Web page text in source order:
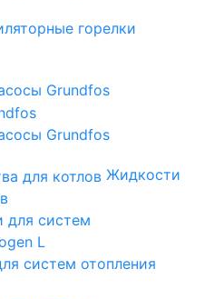
горелки
Grundfos
Grundfos
Жидкости
систем отопления